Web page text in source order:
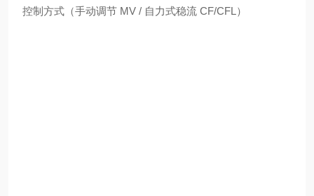
控制方式（手动调节 MV / 自力式稳流 CF/CFL）